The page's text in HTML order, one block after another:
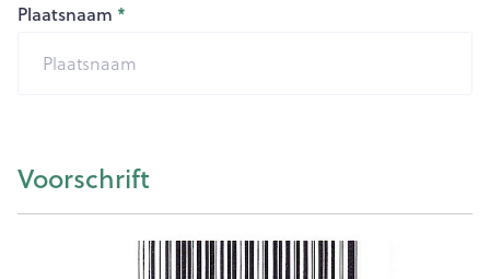
Plaatsnaam
Voorschrift